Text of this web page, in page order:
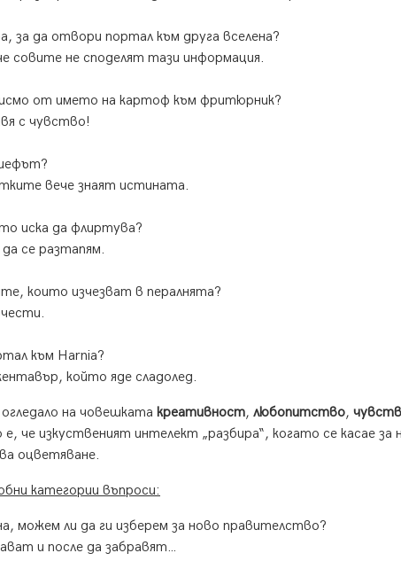
за да отвори портал към друга вселена?
совите не споделят тази информация.
от името на картоф към фритюрник?
с чувство!
вече знаят истината.
иска да флиртува?
се разтапям.
които изчезват в пералнята?
към Нarnia?
който яде сладолед.
на човешката креативност, любопитство,
че изкуственият интелект „разбира“, когато се касае за
оцветяване.
категории въпроси:
можем ли да ги изберем за ново правителство?
и после да забравят…